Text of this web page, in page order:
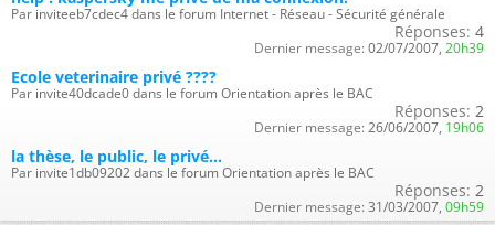
Par inviteeb7cdec4 dans le forum Internet - Réseau - Sécurité générale
Réponses: 4
Dernier message: 02/07/2007, 20h39
Ecole veterinaire privé ????
Par invite40dcade0 dans le forum Orientation après le BAC
Réponses: 2
Dernier message: 26/06/2007, 19h06
la thèse, le public, le privé...
Par invite1db09202 dans le forum Orientation après le BAC
Réponses: 2
Dernier message: 31/03/2007, 09h59